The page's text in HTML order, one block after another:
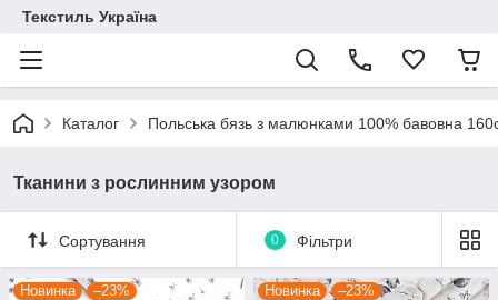
Текстиль Україна
Каталог Польська бязь з малюнками 100% бавовна
Тканини з рослинним узором
Сортування 0 Фільтри
Новинка –23% Новинка –23%